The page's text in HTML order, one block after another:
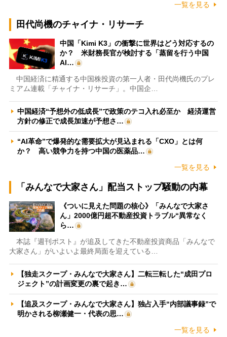
一覧を見る
田代尚機のチャイナ・リサーチ
中国「Kimi K3」の衝撃に世界はどう対応するの
か？ 米財務長官が検討する「蒸留を行う中国
AI…
中国経済に精通する中国株投資の第一人者・田代尚機氏のプレ
ミアム連載「チャイナ・リサーチ」。中国企…
中国経済“予想外の低成長”で政策のテコ入れ必至か 経済運営
方針の修正で成長加速が予想さ…
“AI革命”で爆発的な需要拡大が見込まれる「CXO」とは何
か？ 高い競争力を持つ中国の医薬品…
一覧を見る
「みんなで大家さん」配当ストップ騒動の内幕
《ついに見えた問題の核心》「みんなで大家さ
ん」2000億円超不動産投資トラブル“異常なく
ら…
本誌『週刊ポスト』が追及してきた不動産投資商品「みんなで
大家さん」がいよいよ最終局面を迎えている…
【独走スクープ・みんなで大家さん】二転三転した“成田プロ
ジェクト”の計画変更の裏で起き…
【追及スクープ・みんなで大家さん】独占入手“内部議事録”で
明かされる柳瀬健一・代表の思…
一覧を見る